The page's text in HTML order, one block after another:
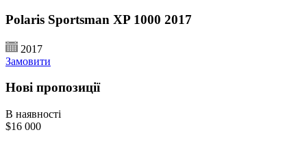
Polaris Sportsman XP 1000 2017
2017
Замовити
Нові пропозиції
В наявності
$16 000